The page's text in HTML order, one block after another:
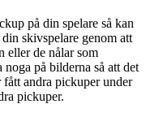
på din spelare så kan
skivspelare genom att
eller de nålar som
på bilderna så att det
andra pickuper under
pickuper.